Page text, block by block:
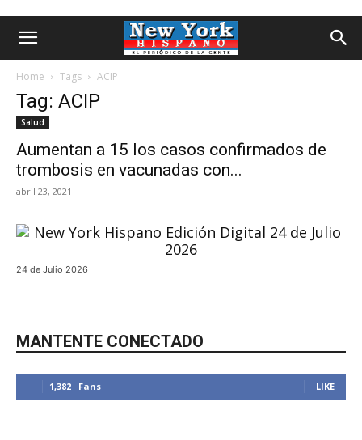
Home Tags ACIP
Tag: ACIP
Salud
Aumentan a 15 los casos confirmados de
trombosis en vacunadas con...
abril 23, 2021
24 de Julio 2026
MANTENTE CONECTADO
1,382 Fans LIKE